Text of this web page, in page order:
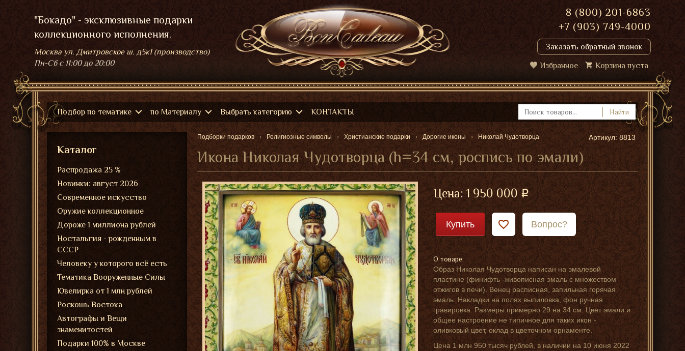
"Бокадо" - эксклюзивные подарки
коллекционного исполнения.
Москва ул. Дмитровское ш. д5к1 (производство)
Пн-Сбс 11:00 до 20:00
8 (800) 201-6863
+7 (903) 749-4000
Заказать обратный звонок
Избранное Корзина пуста
Подбор по тематике по Материалу Выбрать категорию КОНТАКТЫ Найти
Подборки подарков Религиозные символы Христианские подарки Дорогие иконы Николай Чудотворца
Икона Николая Чудотворца (h=34 см, роспись по эмали)
Артикул: 8813
Цена:1 950 000
Купить Вопрос?
О товаре:
Образ Николая Чудотворца написан на эмалевой
пластине (финифть -живописная эмаль с множеством
отжигов в печи). Венец расписная, запильная горячая
эмаль. Накладки на полях выпиловка, фон ручная
гравировка. Размеры примерно 29 на 34 см. Цвет эмали и
общее настроение не типичное для таких икон -
оливковый цвет, оклад в цветочном орнаменте.
Цена 1 млн 950 тысяч рублей, в наличии на 10 июня 2022
Каталог
Распродажа 25 %
Новинки: август 2026
Современное искусство
Оружие коллекционное
Дороже 1 миллиона рублей
Ностальгия - рожденным в
СССР
Человеку у которого всё есть
Тематика Вооруженные Силы
Ювелирка от 1 млн рублей
Роскошь Востока
Автографы и Вещи
знаменитостей
Подарки 100% в Москве